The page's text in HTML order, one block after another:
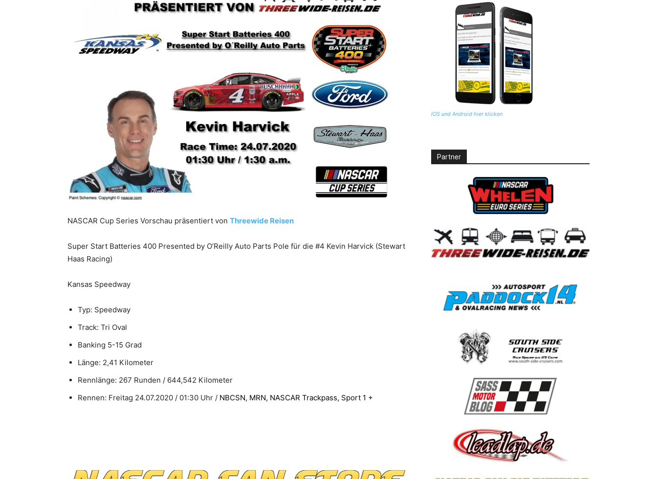
NASCAR Cup Series Vorschau präsentiert von Threewide Reisen
Super Start Batteries 400 Presented by O’Reilly Auto Parts Pole für die #4 Kevin Harvick (Stewart
Haas Racing)
Kansas Speedway
Typ: Speedway
Track: Tri Oval
Banking 5-15 Grad
Länge: 2,41 Kilometer
Rennlänge: 267 Runden / 644,542 Kilometer
Rennen: Freitag 24.07.2020 / 01:30 Uhr / NBCSN, MRN, NASCAR Trackpass, Sport 1 +
IOS und Android hier klicken
Partner